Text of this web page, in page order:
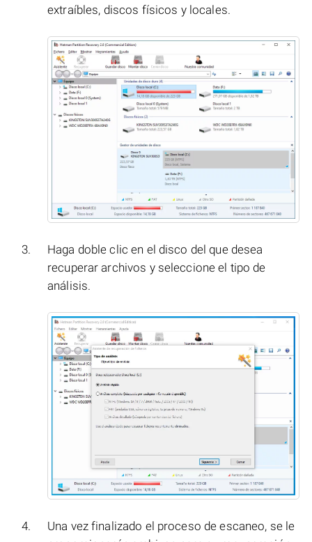
extraíbles, discos físicos y locales.
Haga doble clic en el disco del que desea
recuperar archivos y seleccione el tipo de
análisis.
Una vez finalizado el proceso de escaneo, se le